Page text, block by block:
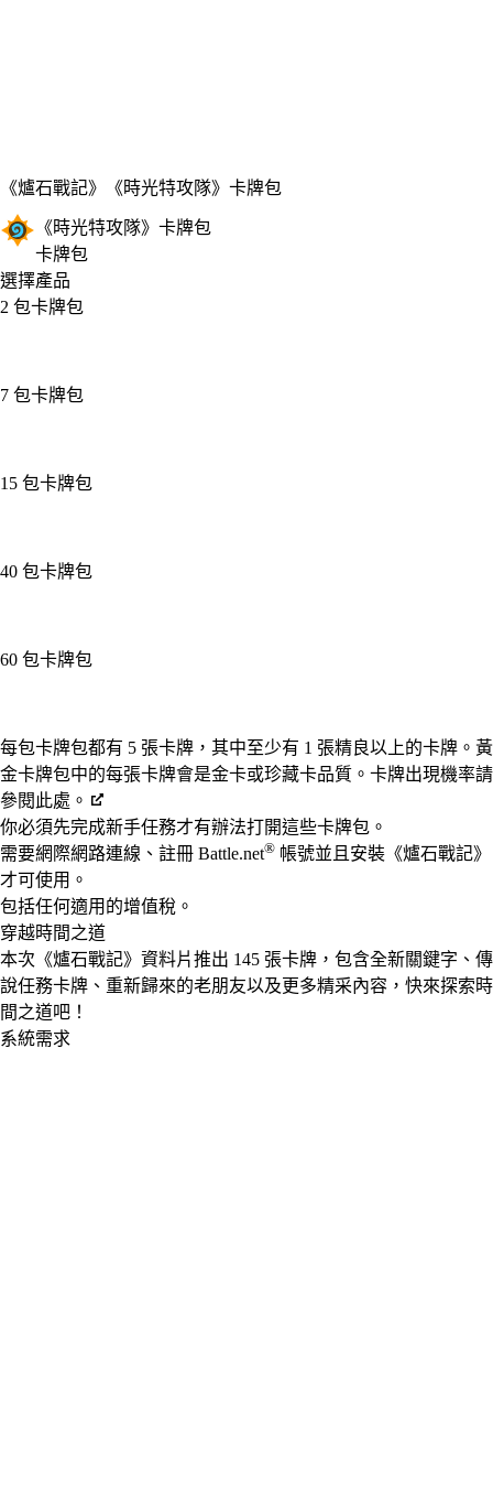
《爐石戰記》 《時光特攻隊》卡牌包
《時光特攻隊》卡牌包
卡牌包
選擇產品
2 包卡牌包
7 包卡牌包
15 包卡牌包
40 包卡牌包
60 包卡牌包
Available actions
每包卡牌包都有 5 張卡牌，其中至少有 1 張精良以上的卡牌。黃
金卡牌包中的每張卡牌會是金卡或珍藏卡品質。卡牌出現機率請
參閱此處。
你必須先完成新手任務才有辦法打開這些卡牌包。
需要網際網路連線、註冊 Battle.net® 帳號並且安裝《爐石戰記》
才可使用。
包括任何適用的增值稅。
穿越時間之道
本次《爐石戰記》資料片推出 145 張卡牌，包含全新關鍵字、傳
說任務卡牌、重新歸來的老朋友以及更多精采內容，快來探索時
間之道吧！
系統需求